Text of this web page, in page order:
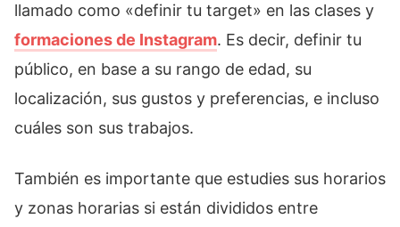
llamado como «definir tu target» en las clases y
formaciones de Instagram. Es decir, definir tu
público, en base a su rango de edad, su
localización, sus gustos y preferencias, e incluso
cuáles son sus trabajos.
También es importante que estudies sus horarios
y zonas horarias si están divididos entre